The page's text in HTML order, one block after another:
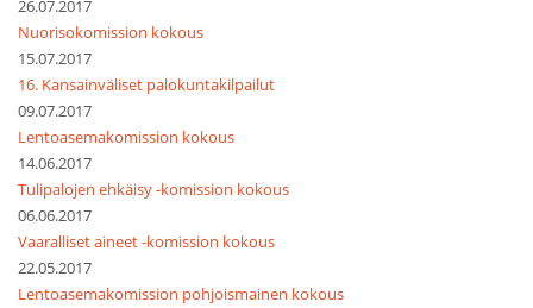
26.07.2017
Nuorisokomission kokous
15.07.2017
16. Kansainväliset palokuntakilpailut
09.07.2017
Lentoasemakomission kokous
14.06.2017
Tulipalojen ehkäisy -komission kokous
06.06.2017
Vaaralliset aineet -komission kokous
22.05.2017
Lentoasemakomission pohjoismainen kokous